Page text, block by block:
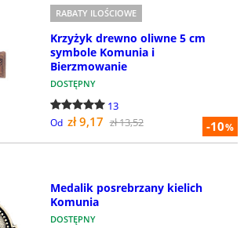
-10%
RABATY ILOŚCIOWE
Krzyżyk drewno oliwne 5 cm
symbole Komunia i
Bierzmowanie
DOSTĘPNY
13
Od zł 9,17 zł 13,52
Medalik posrebrzany kielich
Komunia
DOSTĘPNY